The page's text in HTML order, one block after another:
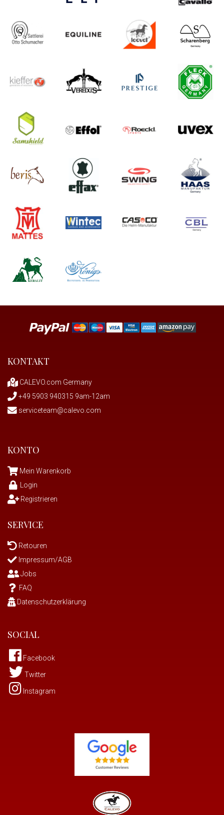
KONTAKT
CALEVO.com Germany
+49 5903 940315 9am-12am
serviceteam@calevo.com
KONTO
Mein Warenkorb
Login
Registrieren
SERVICE
Retouren
Impressum/AGB
Jobs
FAQ
Datenschutzerklärung
SOCIAL
Facebook
Twitter
Instagram